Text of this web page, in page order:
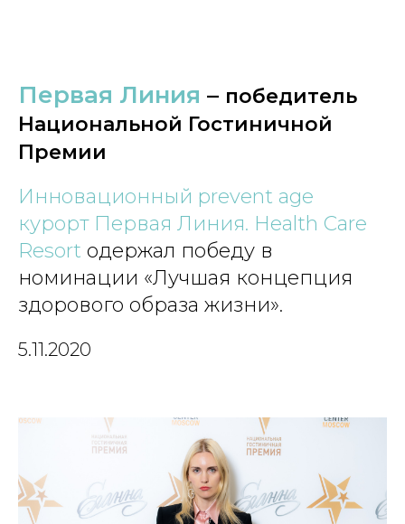
Первая Линия – победитель
Национальной Гостиничной
Премии
Инновационный prevent age
курорт Первая Линия. Health Care
Resort одержал победу в
номинации «Лучшая концепция
здорового образа жизни».
5.11.2020